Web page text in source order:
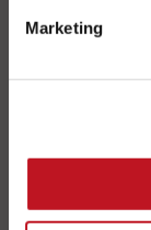
Marketing